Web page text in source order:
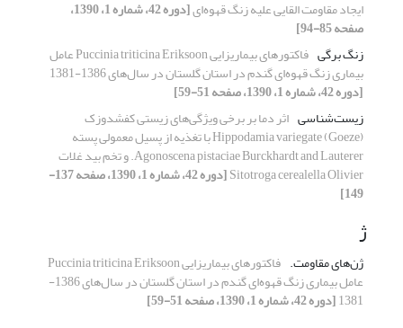
ایجاد مقاومت القایی علیه زنگ قهوه‌ای [دوره 42، شماره 1، 1390،
صفحه 85-94]
زنگ برگی
فاکتورهای بیماریزایی Puccinia triticina Eriksoon عامل
بیماری زنگ قهوه‌ای گندم در استان گلستان در سال‌های 1386-1381
[دوره 42، شماره 1، 1390، صفحه 51-59]
زیست‌شناسی اثر دما بر برخی ویژگی‌های زیستی کفشدوزک
Hippodamia variegate (Goeze) با تغذیه از پسیل معمولی پسته
Agonoscena pistaciae Burckhardt and Lauterer. و تخم بید غلات
Sitotroga cerealella Olivier [دوره 42، شماره 1، 1390، صفحه 137-
149]
ژ
ژن‌های مقاومت. فاکتورهای بیماریزایی Puccinia triticina Eriksoon
عامل بیماری زنگ قهوه‌ای گندم در استان گلستان در سال‌های 1386-
1381[دوره 42، شماره 1، 1390، صفحه 51-59]